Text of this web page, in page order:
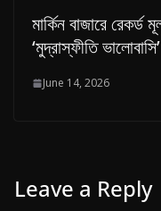
মার্কিন বাজারে
‘মুদ্রাস্ফীতি
June 14, 2026
Leave a Reply